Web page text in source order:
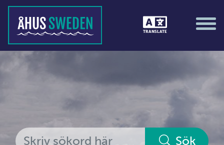
TRANSLATE
Tävlingar &amp; matcher
Alla medlemmar
Sök